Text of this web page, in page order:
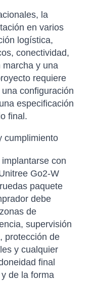
la
en varios
logística,
conectividad,
marcha y una
requiere
configuración
especificación
final.
cumplimiento
con
Go2-W
paquete
debe
de
supervisión
protección de
y cualquier
final
de la forma